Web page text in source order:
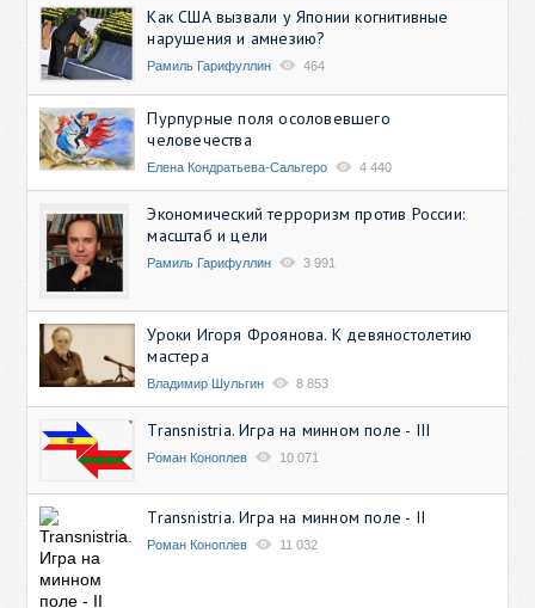
Как США вызвали у Японии когнитивные
нарушения и амнезию?
Рамиль Гарифуллин 464
Пурпурные поля осоловевшего
человечества
Елена Кондратьева-Сальгеро 4 440
Экономический терроризм против России:
масштаб и цели
Рамиль Гарифуллин 3 991
Уроки Игоря Фроянова. К девяностолетию
мастера
Владимир Шульгин 8 853
Transnistria. Игра на минном поле - III
Роман Коноплев 10 071
Transnistria. Игра на минном поле - II
Роман Коноплев 11 032